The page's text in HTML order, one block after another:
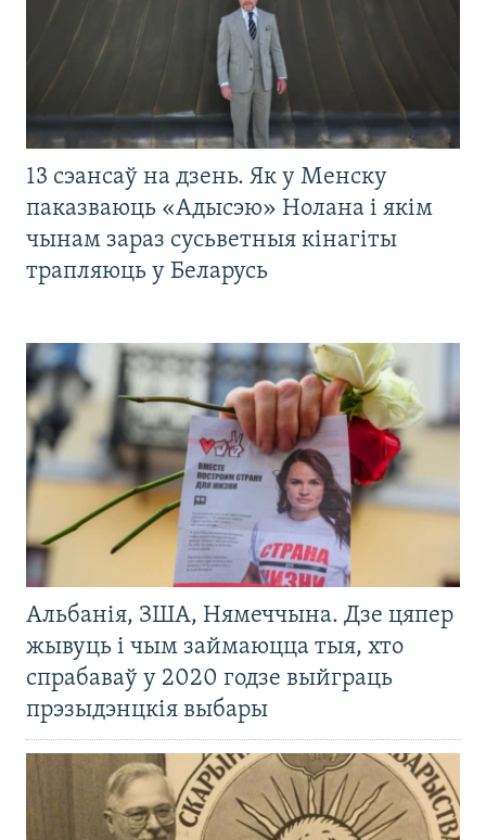
13 сэансаў на дзень. Як у Менску
паказваюць «Адысэю» Нолана і якім
чынам зараз сусьветныя кінагіты
трапляюць у Беларусь
Альбанія, ЗША, Нямеччына. Дзе цяпер
жывуць і чым займаюцца тыя, хто
спрабаваў у 2020 годзе выйграць
прэзыдэнцкія выбары